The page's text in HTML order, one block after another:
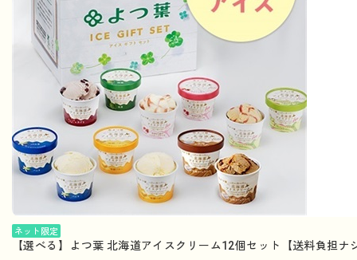
ネット限定
【選べる】よつ葉 北海道アイスクリーム12個セット【送料負担ナ